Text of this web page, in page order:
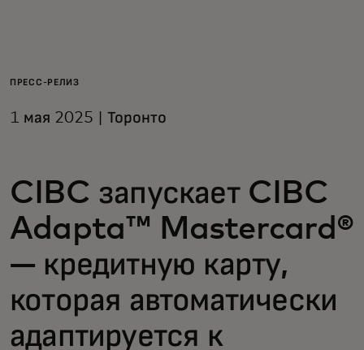
Для бизнеса
Для новаторов
Новости и тренды
ПРЕСС-РЕЛИЗ
1 мая 2025 | Торонто
CIBC запускает CIBC
Adapta™ Mastercard®
— кредитную карту,
которая автоматически
адаптируется к